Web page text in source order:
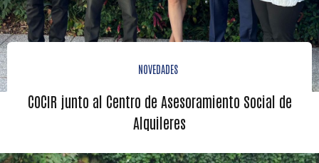
NOVEDADES
COCIR junto al Centro de Asesoramiento Social de
Alquileres